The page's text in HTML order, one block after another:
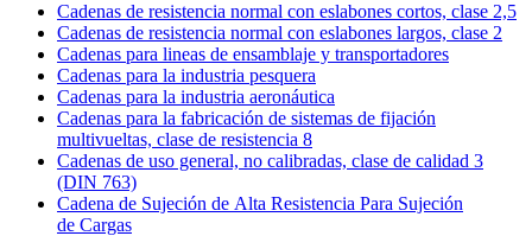
Cadenas de resistencia normal con eslabones cortos, clase 2,5
Cadenas de resistencia normal con eslabones largos, clase 2
Cadenas para lineas de ensamblaje y transportadores
Cadenas para la industria pesquera
Cadenas para la industria aeronáutica
Cadenas para la fabricación de sistemas de fijación
multivueltas, clase de resistencia 8
Cadenas de uso general, no calibradas, clase de calidad 3
(DIN 763)
Cadena de Sujeción de Alta Resistencia Para Sujeción
de Cargas